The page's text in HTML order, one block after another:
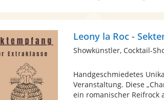
Leony la Roc -
Showkünstler, Cocktail-
Handgeschmiedetes
Veranstaltung. Diese
ein romanischer Reifrock